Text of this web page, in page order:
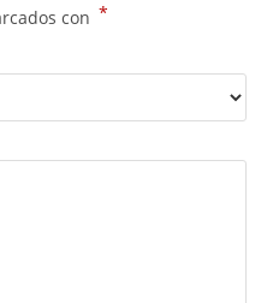
con *